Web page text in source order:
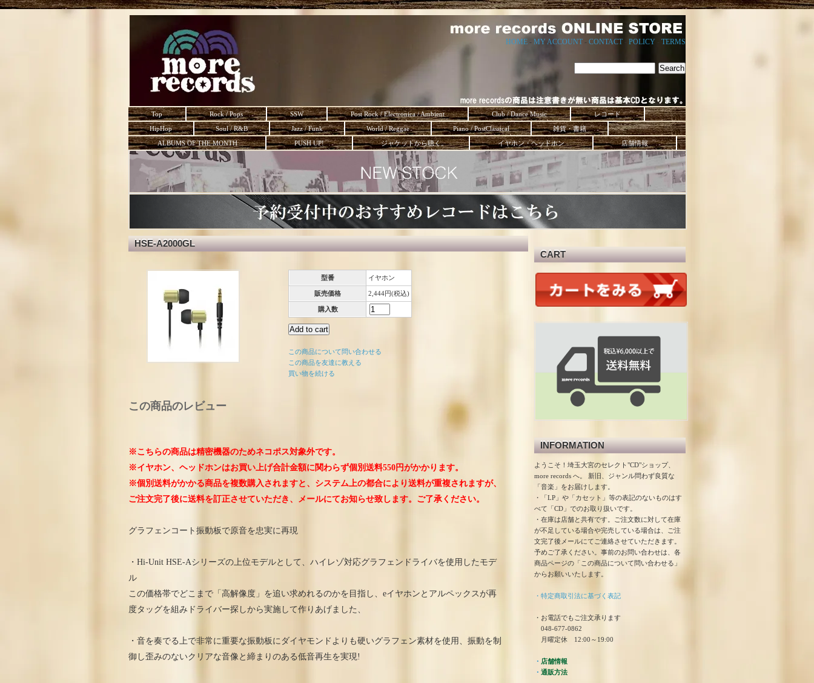
HOME - MY ACCOUNT - CONTACT- POLICY TERMS
Top Rock / Pops SSW Post Rock / Electronica / Ambient Club / Dance Music
レコード
HipHop
Soul / R&B Jazz / Funk World / Reggae Piano / PostClassical
雑貨・書籍
ALBUMS OF THE MONTH
PUSH UP! ジャケットから聴く。 イヤホン・ヘッドホン 店舗情報
HSE-A2000GL
型番 イヤホン
販売価格 2,444円(税込)
購入数
この商品について問い合わせる
この商品を友達に教える
買い物を続ける
この商品のレビュー
※こちらの商品は精密機器のためネコポス対象外です。
※イヤホン、ヘッドホンはお買い上げ合計金額に関わらず個別送料550円がかかります。
※個別送料がかかる商品を複数購入されますと、システム上の都合により送料が重複されますが、
ご注文完了後に送料を訂正させていただき、メールにてお知らせ致します。ご了承ください。
グラフェンコート振動板で原音を忠実に再現
・Hi-Unit HSE-Aシリーズの上位モデルとして、ハイレゾ対応グラフェンドライバを使用したモデ
ル
この価格帯でどこまで「高解像度」を追い求めれるのかを目指し、eイヤホンとアルペックスが再
度タッグを組みドライバー探しから実施して作りあげました、
・音を奏でる上で非常に重要な振動板にダイヤモンドよりも硬いグラフェン素材を使用、振動を制
御し歪みのないクリアな音像と締まりのある低音再生を実現!
CART
INFORMATION
ようこそ！埼玉大宮のセレクト"CD"ショップ、
more records へ。 新旧、ジャンル問わず良質な
「音楽」をお届けします。
・「LP」や「カセット」等の表記のないものはす
べて「CD」でのお取り扱いです。
・在庫は店舗と共有です。ご注文数に対して在庫
が不足している場合や完売している場合は、ご注
文完了後メールにてご連絡させていただきます。
予めご了承ください。事前のお問い合わせは、各
商品ページの「この商品について問い合わせる」
からお願いいたします。
・特定商取引法に基づく表記
・お電話でもご注文承ります
048-677-0862
月曜定休 12:00～19:00
・ 店舗情報
・ 通販方法